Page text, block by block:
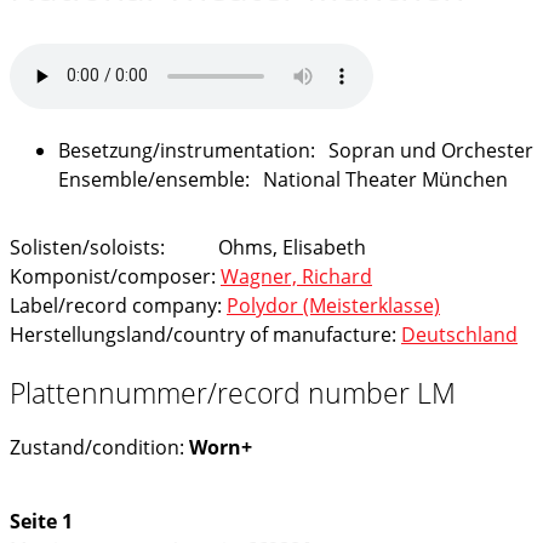
Sopran und Orchester
National Theater München
Solisten/soloists:
Ohms, Elisabeth
Komponist/composer: Wagner, Richard
Label/record company: Polydor (Meisterklasse)
Herstellungsland/country of manufacture: Deutschland
Plattennummer/record number LM
Zustand/condition: Worn+
Seite 1